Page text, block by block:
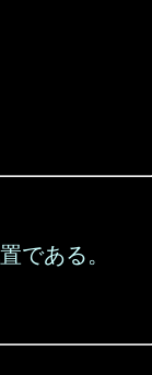
である。